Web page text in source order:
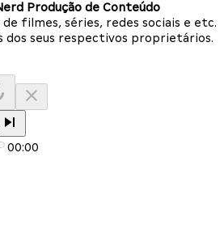
Produção de Conteúdo
de filmes, séries, redes sociais e etc.
dos seus respectivos proprietários.
00:00